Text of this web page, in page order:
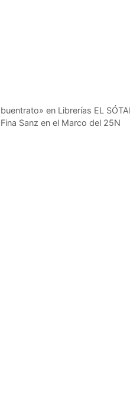
en Librerías EL
Sanz en el Marco del 25N